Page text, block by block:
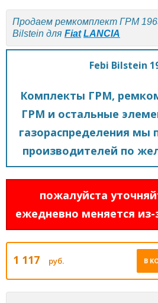
Продаем ремкомплект ГРМ
Bilstein для Fiat LANCIA
Febi Bilstein
Комплекты ГРМ,
ГРМ и остальные
газораспределения мы
производителей по
пожалуйста
ежедневно меняется из-
1 117 руб. В